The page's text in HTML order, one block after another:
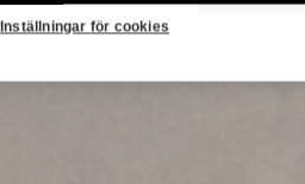
Inställningar för cookies